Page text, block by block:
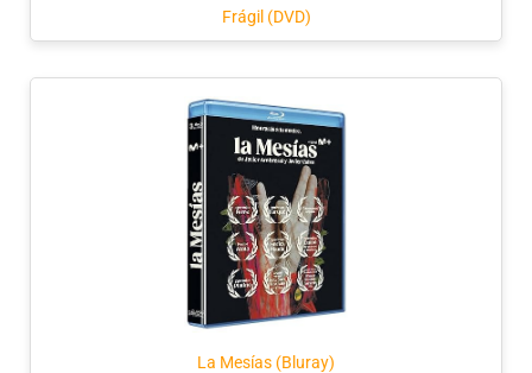
Frágil (DVD)
La Mesías (Bluray)